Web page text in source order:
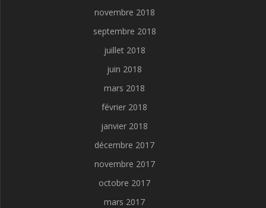
novembre 2018
septembre 2018
juillet 2018
juin 2018
mars 2018
février 2018
janvier 2018
décembre 2017
novembre 2017
octobre 2017
mars 2017